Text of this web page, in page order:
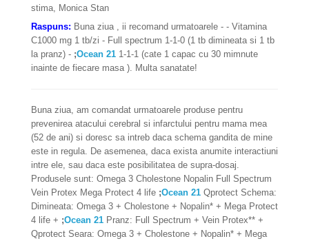
stima, Monica Stan
Raspuns: Buna ziua , ii recomand urmatoarele - - Vitamina
C1000 mg 1 tb/zi - Full spectrum 1-1-0 (1 tb dimineata si 1 tb
la pranz) - ;Ocean 21 1-1-1 (cate 1 capac cu 30 mimnute
inainte de fiecare masa ). Multa sanatate!
Buna ziua, am comandat urmatoarele produse pentru
prevenirea atacului cerebral si infarctului pentru mama mea
(52 de ani) si doresc sa intreb daca schema gandita de mine
este in regula. De asemenea, daca exista anumite interactiuni
intre ele, sau daca este posibilitatea de supra-dosaj.
Produsele sunt: Omega 3 Cholestone Nopalin Full Spectrum
Vein Protex Mega Protect 4 life ;Ocean 21 Qprotect Schema:
Dimineata: Omega 3 + Cholestone + Nopalin* + Mega Protect
4 life + ;Ocean 21 Pranz: Full Spectrum + Vein Protex** +
Qprotect Seara: Omega 3 + Cholestone + Nopalin* + Mega